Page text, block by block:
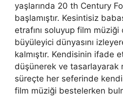
yaşlarında 20 th Century
başlamıştır. Kesintisiz
etrafını soluyup film müziği
büyüleyici dünyasını
kalmıştır. Kendisinin ifade
düşünerek ve tasarlayarak
süreçte her seferinde
film müziği bestelerken